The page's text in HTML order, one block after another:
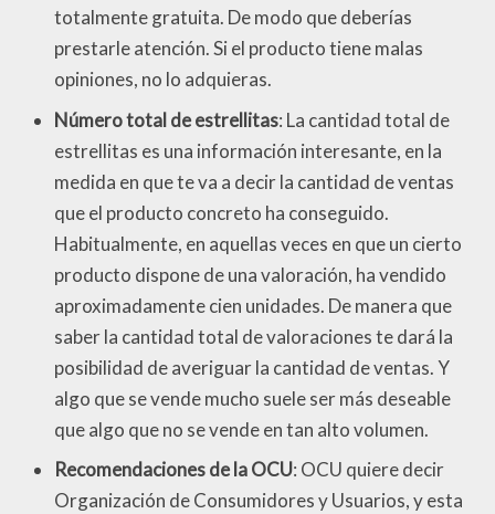
totalmente gratuita. De modo que deberías
prestarle atención. Si el producto tiene malas
opiniones, no lo adquieras.
Número total de estrellitas: La cantidad total de
estrellitas es una información interesante, en la
medida en que te va a decir la cantidad de ventas
que el producto concreto ha conseguido.
Habitualmente, en aquellas veces en que un cierto
producto dispone de una valoración, ha vendido
aproximadamente cien unidades. De manera que
saber la cantidad total de valoraciones te dará la
posibilidad de averiguar la cantidad de ventas. Y
algo que se vende mucho suele ser más deseable
que algo que no se vende en tan alto volumen.
Recomendaciones de la OCU: OCU quiere decir
Organización de Consumidores y Usuarios, y esta